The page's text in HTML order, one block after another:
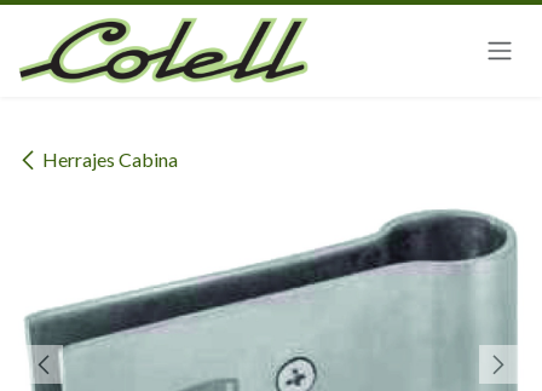
Ir al contenido
Herrajes Cabina